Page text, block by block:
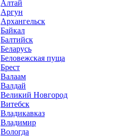
Алтай
Аргун
Архангельск
Байкал
Балтийск
Беларусь
Беловежская пуща
Брест
Валаам
Валдай
Великий Новгород
Витебск
Владикавказ
Владимир
Вологда